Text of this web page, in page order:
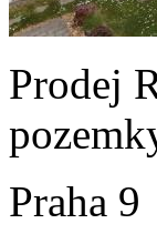
Prodej
Praha 9